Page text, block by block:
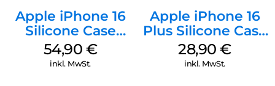
Apple iPhone 16
Silicone Case
MagSafe Black
54,90 €
inkl. MwSt.
Apple iPhone 16
Plus Silicone Case
MagSafe Black
28,90€
inkl. MwSt.